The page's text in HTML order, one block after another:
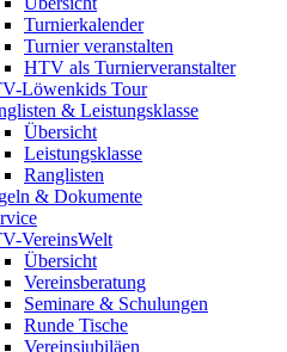
Turnierkalender
Turnier veranstalten
HTV als Turnierveranstalter
Löwenkids Tour
& Leistungsklasse
Übersicht
Leistungsklasse
Ranglisten
& Dokumente
VereinsWelt
Übersicht
Vereinsberatung
Seminare & Schulungen
Runde Tische
Vereinsjubiläen